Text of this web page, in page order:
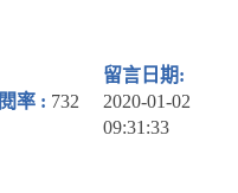
732
2020-01-02
09:31:33